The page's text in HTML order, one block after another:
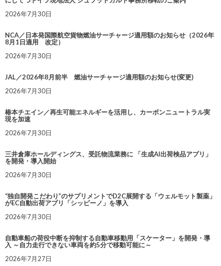
2026年7月30日
NCA／日本発国際航空貨物燃油サーチャージ適用額のお知らせ（2026年
8月1日適用 改定）
2026年7月30日
JAL／2026年8月前半 燃油サーチャージ適用額のお知らせ(変更)
2026年7月30日
椿本チエイン／再生可能エネルギーを活用し、カーボンニュートラル実
現を加速
2026年7月30日
三井倉庫ホールディングス、受託物流業務に 「生成AI出荷検品アプリ」
を開発・導入開始
2026年7月30日
“独自開発こだわり”のサプリメントでD2C展開する「ウェルモット製薬」
がEC自動出荷アプリ「シッピーノ」を導入
2026年7月30日
自動車船の荷役中断を抑制する自動車移動用「スケーター」を開発・導
入 ～自力走行できない車両を約5分で移動可能に～
2026年7月27日